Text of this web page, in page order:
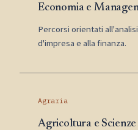
Economia e
Percorsi orientati
d'impresa e alla finanza.
Agraria
Agricoltura e